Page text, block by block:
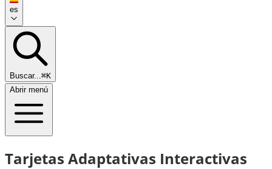
es
Buscar...⌘K
Abrir menú
Tarjetas Adaptativas Interactivas